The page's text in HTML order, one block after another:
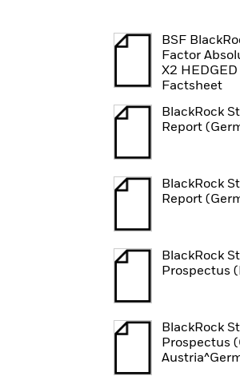
BSF
Factor
X2
Factsheet
BlackRock
Report
BlackRock
Report
BlackRock
Prospectus
BlackRock
Prospectus